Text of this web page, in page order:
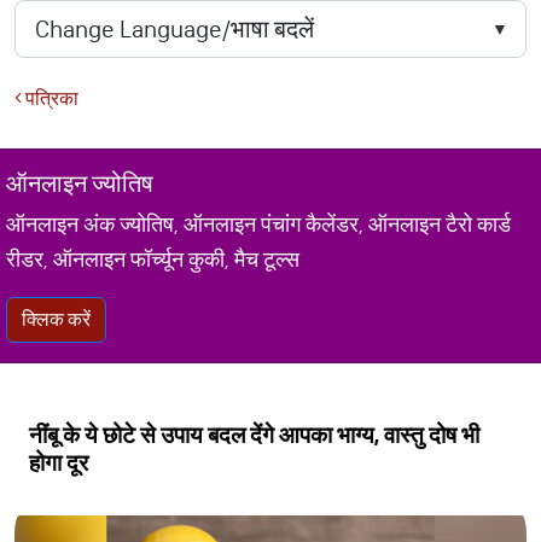
पत्रिका
ऑनलाइन ज्योतिष
ऑनलाइन अंक ज्योतिष, ऑनलाइन पंचांग कैलेंडर, ऑनलाइन टैरो कार्ड
रीडर, ऑनलाइन फॉर्च्यून कुकी, मैच टूल्स
क्लिक करें
नींबू के ये छोटे से उपाय बदल देंगे आपका भाग्य, वास्तु दोष भी
होगा दूर